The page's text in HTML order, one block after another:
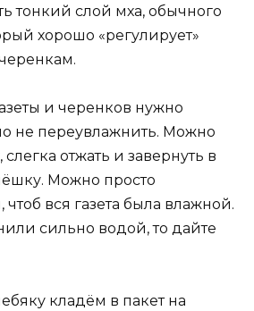
тонкий слой мха, обычного
хорошо «регулирует»
и черенков нужно
не переувлажнить. Можно
отжать и завернуть в
Можно просто
вся газета была влажной.
сильно водой, то дайте
кладём в пакет на